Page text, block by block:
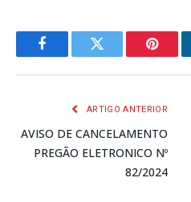
FacebookTwitter
ARTIGO ANTERIOR
AVISO DE CANCELAMENTO
PREGÃO ELETRONICO Nº
82/2024